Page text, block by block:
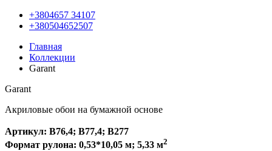
+3804657 34107
+380504652507
Главная
Коллекции
Garant
Garant
Акриловые обои на бумажной основе
Артикул: В76,4; В77,4; В277
Формат рулона: 0,53*10,05 м; 5,33 м2